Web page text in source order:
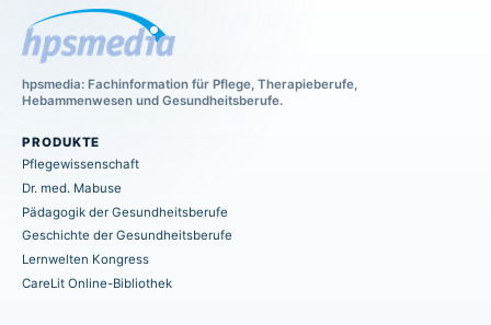
hpsmedia: Fachinformation für Pflege, Therapieberufe,
Hebammenwesen und Gesundheitsberufe.
PRODUKTE
Pflegewissenschaft
Dr. med. Mabuse
Pädagogik der Gesundheitsberufe
Geschichte der Gesundheitsberufe
Lernwelten Kongress
CareLit Online-Bibliothek